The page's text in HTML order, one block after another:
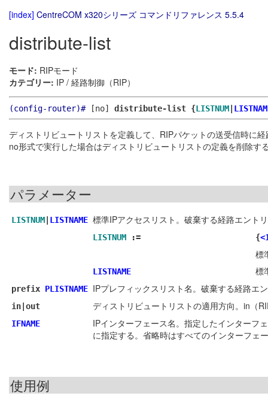
[index] CentreCOM x320シリーズ コマンドリファレンス 5.5.4
distribute-list
モード: RIPモード
カテゴリー: IP / 経路制御（RIP）
(config-router)#[no] distribute-list {LISTNUM
ディストリビュートリストを定義して、RIPパケットの送受信時に
no形式で実行した場合はディストリビュートリストの定義を削除す
パラメーター
LISTNUM LISTNAME 標準IPアクセスリスト。破棄する経路エント
LISTNUM := {
標
LISTNAME 標
prefix PLISTNAME IPプレフィックスリスト名。破棄する経路エ
in|out ディストリビュートリストの適用方向。in（
IFNAME
IPインターフェース名。指定したインターフ
に指定する。省略時はすべてのインターフェ
使用例